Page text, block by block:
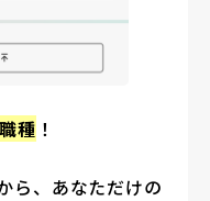
種 ！
ら、あなただけの